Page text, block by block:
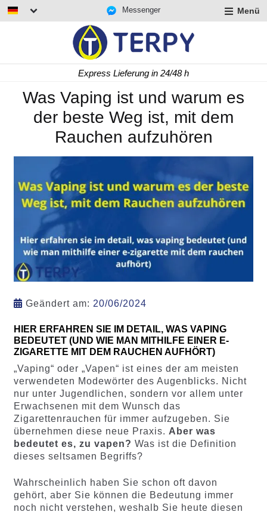
Messenger Menü
Express Lieferung in 24/48 h
Was Vaping ist und warum es
der beste Weg ist, mit dem
Rauchen aufzuhören
Geändert am: 20/06/2024
HIER ERFAHREN SIE IM DETAIL, WAS VAPING
BEDEUTET (UND WIE MAN MITHILFE EINER E-
ZIGARETTE MIT DEM RAUCHEN AUFHÖRT)
„Vaping“ oder „Vapen“ ist eines der am meisten
verwendeten Modewörter des Augenblicks. Nicht
nur unter Jugendlichen, sondern vor allem unter
Erwachsenen mit dem Wunsch das
Zigarettenrauchen für immer aufzugeben. Sie
übernehmen diese neue Praxis. Aber was
bedeutet es, zu vapen? Was ist die Definition
dieses seltsamen Begriffs?
Wahrscheinlich haben Sie schon oft davon
gehört, aber Sie können die Bedeutung immer
noch nicht verstehen, weshalb Sie heute diesen